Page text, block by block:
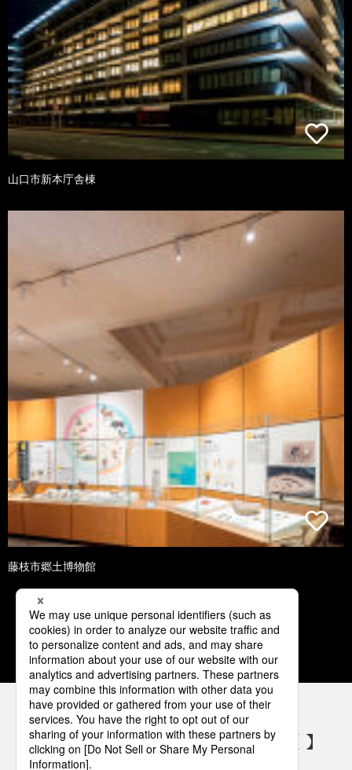
山口市新本庁舎棟
藤枝市郷土博物館
1 2 3 4 5
パナソニックの電気設備 SNSアカウント